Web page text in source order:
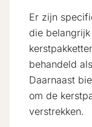
Er zijn
die
behandeld
Daarnaast
om de
verstrekken.